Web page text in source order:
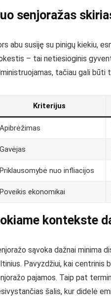
senjoražas
abu susiję su pinigų kiekiu,
– tai netiesioginis
tačiau gali būti
Kriterijus
Apibrėžimas
Gavėjas
Priklausomybė nuo infliacijos
Poveikis ekonomikai
kontekste
sąvoka dažnai minima
Pavyzdžiui, kai centrinis
pajamos. Taip pat
šalis, kur didelė